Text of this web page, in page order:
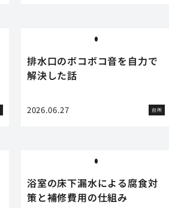
排水口のボコボコ音を自力で
解決した話
2026.06.27 台所
浴室の床下漏水による腐食対
策と補修費用の仕組み